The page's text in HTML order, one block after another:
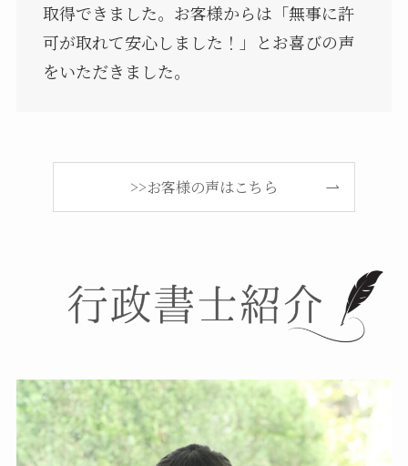
取得できました。お客様からは「無事に許
可が取れて安心しました！」とお喜びの声
をいただきました。
>>お客様の声はこちら